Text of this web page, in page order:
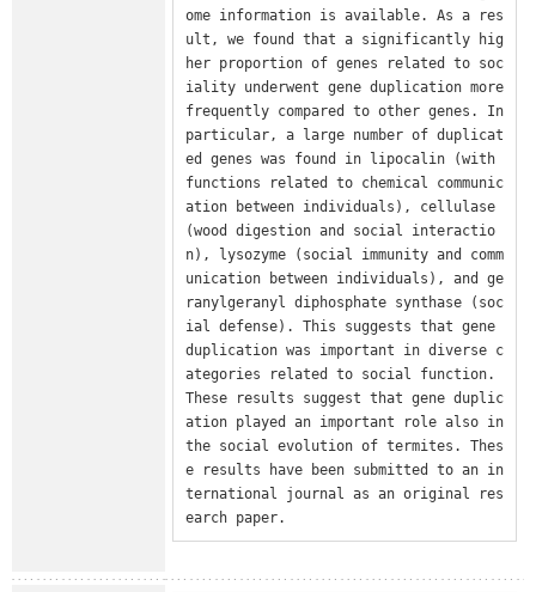
ome information is available. As a res
ult, we found that a significantly hig
her proportion of genes related to soc
iality underwent gene duplication more
frequently compared to other genes. In
particular, a large number of duplicat
ed genes was found in lipocalin (with
functions related to chemical communic
ation between individuals), cellulase
(wood digestion and social interactio
n), lysozyme (social immunity and comm
unication between individuals), and ge
ranylgeranyl diphosphate synthase (soc
ial defense). This suggests that gene
duplication was important in diverse c
ategories related to social function.
These results suggest that gene duplic
ation played an important role also in
the social evolution of termites. Thes
e results have been submitted to an in
ternational journal as an original res
earch paper.